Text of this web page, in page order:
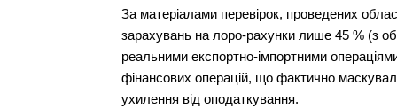
За матеріалами перевірок, проведених
зарахувань на лоро-рахунки лише 45 % (з
реальними експортно-імпортними
фінансових операцій, що фактично
ухилення від оподаткування.